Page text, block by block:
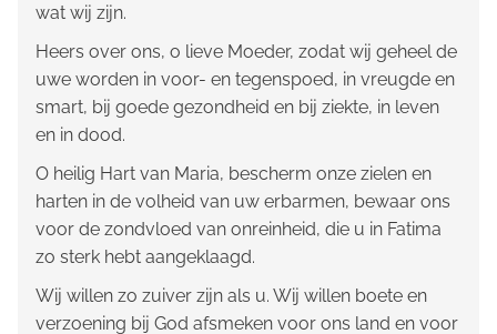
wat wij zijn.
Heers over ons, o lieve Moeder, zodat wij geheel de
uwe worden in voor- en tegenspoed, in vreugde en
smart, bij goede gezondheid en bij ziekte, in leven
en in dood.
O heilig Hart van Maria, bescherm onze zielen en
harten in de volheid van uw erbarmen, bewaar ons
voor de zondvloed van onreinheid, die u in Fatima
zo sterk hebt aangeklaagd.
Wij willen zo zuiver zijn als u. Wij willen boete en
verzoening bij God afsmeken voor ons land en voor